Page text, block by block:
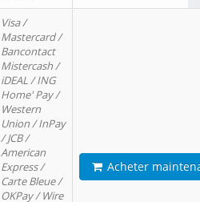
Visa /
Mastercard /
Bancontact
Mistercash /
iDEAL / ING
Home' Pay /
Western
Union / InPay
/ JCB /
American
Express /
Carte Bleue /
OKPay / Wire
Acheter